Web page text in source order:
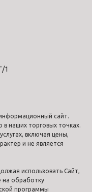
1
сайт.
наших торговых точках.
включая цены,
и не является
использовать Сайт,
на обработку
программы